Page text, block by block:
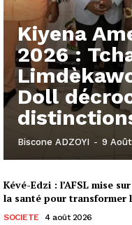
Kiyena
2026 :
Doll
Biscone ADZOYI - 9
Kévé-Edzi : l’AFSL mise
la santé pour transformer
SOCIETE 4 août 2026